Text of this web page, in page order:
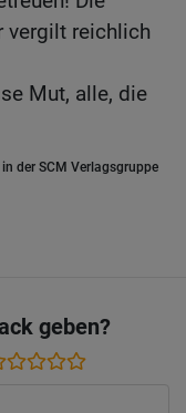
vergilt reichlich
Mut, alle, die
der SCM Verlagsgruppe
geben?